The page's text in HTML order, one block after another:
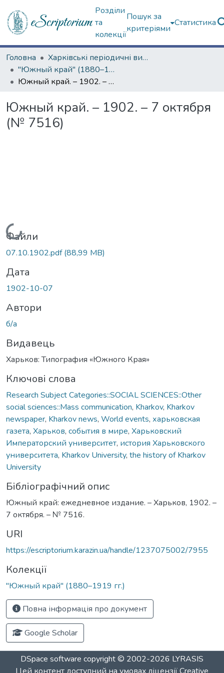
Розділи
та
колекції
Пошук за
критеріями
Статистика
Головна
Харківські періодичні видання
"Южный край" (1880–1919 гг.)
Южный край. – 1902. – 7 октября (№ 7516)
Южный край. – 1902. – 7 октября
(№ 7516)
Вантажиться...
Файли
07.10.1902.pdf(88,99 MB)
Дата
1902-10-07
Автори
б/а
Видавець
Харьков: Типография «Южного Края»
Ключові слова
Research Subject Categories::SOCIAL SCIENCES::Other
social sciences::Mass communication, Kharkov, Kharkov
newspaper, Kharkov news, World events, харьковская
газета, Харьков, события в мире, Харьковский
Императорский университет, история Харьковского
университета, Kharkov University, the history of Kharkov
University
Бібліографічний опис
Южный край: ежедневное издание. – Харьков, 1902. –
7 октября. – № 7516.
URI
https://escriptorium.karazin.ua/handle/1237075002/7955
Колекції
"Южный край" (1880–1919 гг.)
Повна інформація про документ
Google Scholar
DSpace software copyright © 2002-2026 LYRASIS